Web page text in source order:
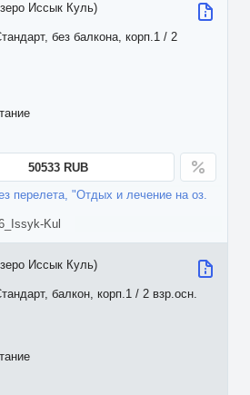
Иссык Куль)
без балкона, корп.1 / 2
50533 RUB
перелета, "Отдых и лечение на оз.
Kul
Иссык Куль)
балкон, корп.1 / 2 взр.осн.